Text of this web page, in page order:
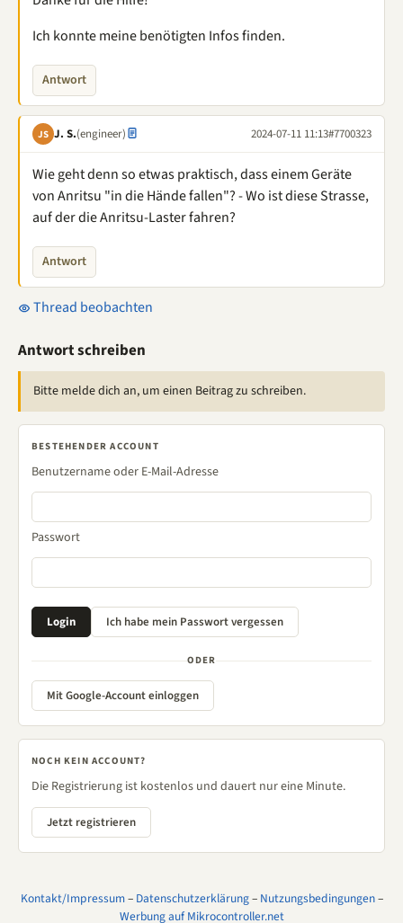
Ich konnte meine benötigten Infos finden.
Antwort
JS J. S.(engineer) 2024-07-11 11:13#7700323
Wie geht denn so etwas praktisch, dass einem Geräte
von Anritsu "in die Hände fallen"? - Wo ist diese Strasse,
auf der die Anritsu-Laster fahren?
Antwort
Thread beobachten
Antwort schreiben
Bitte melde dich an, um einen Beitrag zu schreiben.
BESTEHENDER ACCOUNT
Benutzername oder E-Mail-Adresse
Passwort
ODER
Mit Google-Account einloggen
NOCH KEIN ACCOUNT?
Die Registrierung ist kostenlos und dauert nur eine Minute.
Jetzt registrieren
Kontakt/Impressum– Datenschutzerklärung– Nutzungsbedingungen–
Werbung auf Mikrocontroller.net